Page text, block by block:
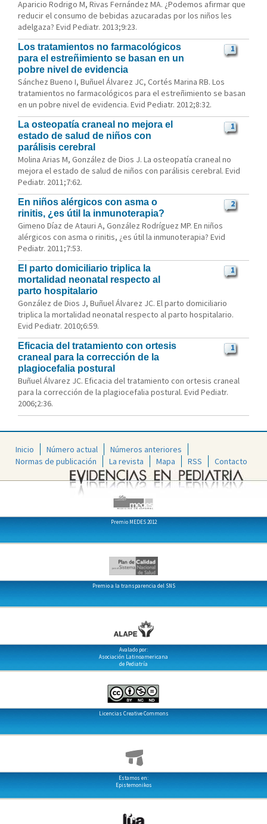
Aparicio Rodrigo M, Rivas Fernández MA. ¿Podemos afirmar que
reducir el consumo de bebidas azucaradas por los niños les
adelgaza? Evid Pediatr. 2013;9:23.
1
Los tratamientos no farmacológicos
para el estreñimiento se basan en un
pobre nivel de evidencia
Sánchez Bueno I, Buñuel Álvarez JC, Cortés Marina RB. Los
tratamientos no farmacológicos para el estreñimiento se basan
en un pobre nivel de evidencia. Evid Pediatr. 2012;8:32.
1
La osteopatía craneal no mejora el
estado de salud de niños con
parálisis cerebral
Molina Arias M, González de Dios J. La osteopatía craneal no
mejora el estado de salud de niños con parálisis cerebral. Evid
Pediatr. 2011;7:62.
2
En niños alérgicos con asma o
rinitis, ¿es útil la inmunoterapia?
Gimeno Díaz de Atauri A, González Rodríguez MP. En niños
alérgicos con asma o rinitis, ¿es útil la inmunoterapia? Evid
Pediatr. 2011;7:53.
1
El parto domiciliario triplica la
mortalidad neonatal respecto al
parto hospitalario
González de Dios J, Buñuel Álvarez JC. El parto domiciliario
triplica la mortalidad neonatal respecto al parto hospitalario.
Evid Pediatr. 2010;6:59.
1
Eficacia del tratamiento con ortesis
craneal para la corrección de la
plagiocefalia postural
Buñuel Álvarez JC. Eficacia del tratamiento con ortesis craneal
para la corrección de la plagiocefalia postural. Evid Pediatr.
2006;2:36.
Inicio Número actual
Números anteriores
Normas de publicación
La revista Mapa RSS Contacto
Premio MEDES 2012
Premio a la transparencia del SNS
Avalado por:
Asociación Latinoamericana
de Pediatría
Licencias Creative Commons
Estamos en:
Epistemonikos